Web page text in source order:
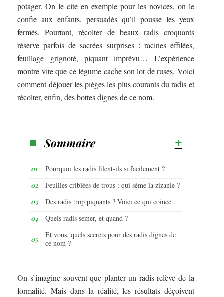
potager. On le cite en exemple pour les novices, on le
confie aux enfants, persuadés qu’il pousse les yeux
fermés. Pourtant, récolter de beaux radis croquants
réserve parfois de sacrées surprises : racines effilées,
feuillage grignoté, piquant imprévu… L’expérience
montre vite que ce légume cache son lot de ruses. Voici
comment déjouer les pièges les plus courants du radis et
récolter, enfin, des bottes dignes de ce nom.
Sommaire
Pourquoi les radis filent-ils si facilement ?
Feuilles criblées de trous : qui sème la zizanie ?
Des radis trop piquants ? Voici ce qui coince
Quels radis semer, et quand ?
Et vous, quels secrets pour des radis dignes de
ce nom ?
On s’imagine souvent que planter un radis relève de la
formalité. Mais dans la réalité, les résultats déçoivent